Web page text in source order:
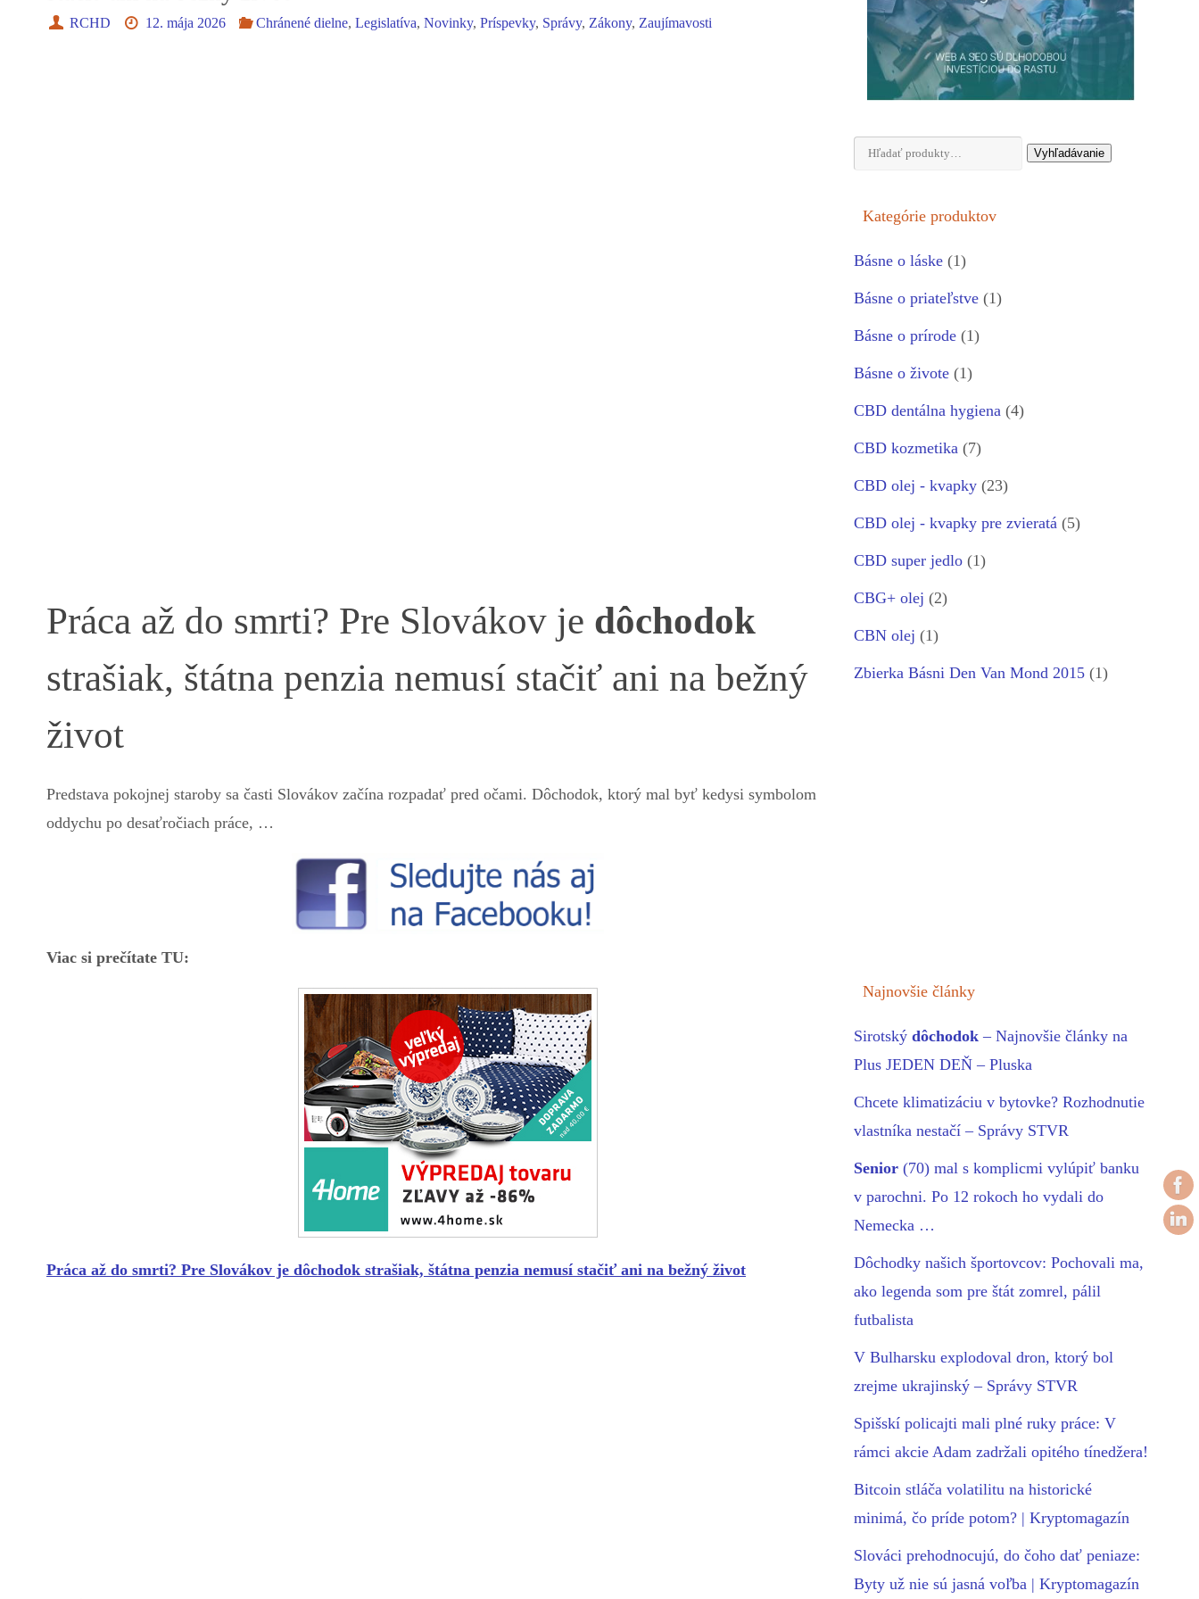
RCHD 12. mája 2026 Chránené dielne,Legislatíva,Novinky,Príspevky, Správy,Zákony,Zaujímavosti
Práca až do smrti? Pre Slovákov je dôchodok
strašiak, štátna penzia nemusí stačiť ani na bežný
život
Predstava pokojnej staroby sa časti Slovákov začína rozpadať pred očami. Dôchodok, ktorý mal byť kedysi symbolom
oddychu po desaťročiach práce, …
Viac si prečítate TU:
Práca až do smrti? Pre Slovákov je dôchodok strašiak, štátna penzia nemusí stačiť ani na bežný život
Hľadať: Vyhľadávanie
Kategórie produktov
Básne o láske (1)
Básne o priateľstve (1)
Básne o prírode (1)
Básne o živote (1)
CBD dentálna hygiena (4)
CBD kozmetika (7)
CBD olej - kvapky (23)
CBD olej - kvapky pre zvieratá (5)
CBD super jedlo (1)
CBG+ olej (2)
CBN olej (1)
Zbierka Básni Den Van Mond 2015 (1)
Najnovšie články
Sirotský dôchodok – Najnovšie články na
Plus JEDEN DEŇ – Pluska
Chcete klimatizáciu v bytovke? Rozhodnutie
vlastníka nestačí – Správy STVR
Senior (70) mal s komplicmi vylúpiť banku
v parochni. Po 12 rokoch ho vydali do
Nemecka …
Dôchodky našich športovcov: Pochovali ma,
ako legenda som pre štát zomrel, pálil
futbalista
V Bulharsku explodoval dron, ktorý bol
zrejme ukrajinský – Správy STVR
Spišskí policajti mali plné ruky práce: V
rámci akcie Adam zadržali opitého tínedžera!
Bitcoin stláča volatilitu na historické
minimá, čo príde potom? | Kryptomagazín
Slováci prehodnocujú, do čoho dať peniaze:
Byty už nie sú jasná voľba | Kryptomagazín